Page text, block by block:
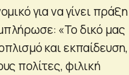
για να γίνει πράξη
«Το δικό μας
και εκπαίδευση,
πολίτες, φιλική